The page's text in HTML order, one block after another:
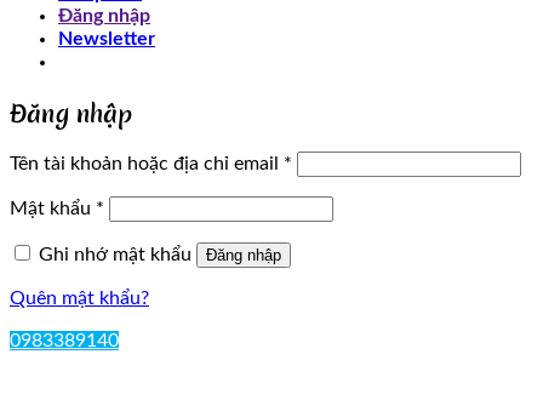
Đăng nhập
Newsletter
Đăng nhập
Tên tài khoản hoặc địa chỉ email *
Mật khẩu *
Ghi nhớ mật khẩu Đăng nhập
Quên mật khẩu?
0983389140